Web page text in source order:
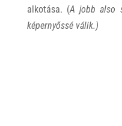
alkotása. (A jobb also
képernyőssé válik.)